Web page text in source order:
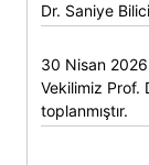
Dr. Saniye
30 Nisan
Vekilimiz Prof.
toplanmıştır.